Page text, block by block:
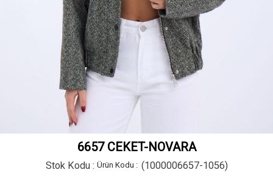
6657 CEKET-NOVARA
Stok Kodu (1000006657-1056)